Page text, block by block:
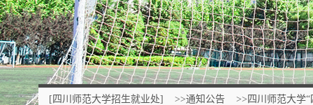
[四川师范大学招生就业处] >>通知公告 >>四川师范大学